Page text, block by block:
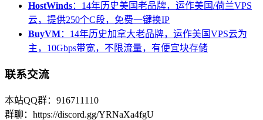
HostWinds：14年历史美国老品牌，运作美国/荷兰VPS
云，提供250个C段，免费一键换IP
BuyVM：14年历史加拿大老品牌，运作美国VPS云为
主，10Gbps带宽，不限流量，有便宜块存储
联系交流
本站QQ群：916711110
群聊：https://discord.gg/YRNaXa4fgU